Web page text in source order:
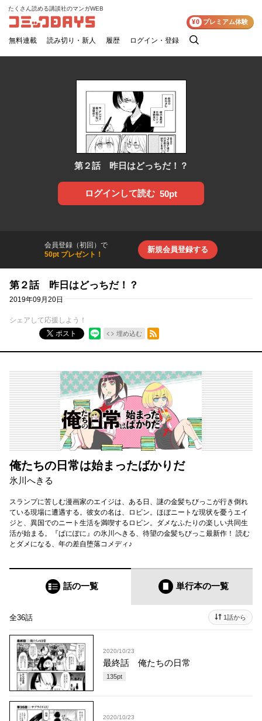
コミックDAYS
たくさん読める講談社のマンガWEB
無料連載 読み切り・新人 履歴 ログイン・登録
検
¥0 プレミアム体験
第２話 昨日はどっちだ！？
ログインして読む 50pt
会員登録（初回）で
50pt プレゼント！
新規会員登録する
第２話 昨日はどっちだ！？
2019年09月20日
シェアして応援しよう！
ポスト
埋め込む
RSSフィード
俺たちの日常は始まったばかりだ
氷川へきる
スランプに苦しむ漫画家のエイジは、ある日、謎の金髪ちびっこが行き倒れ
ている現場に遭遇する。彼女の名は、ロビン。ほぼニートな現状を憂うエイ
ジと、異国でのニート生活を満喫するロビン。ダメなふたりの楽しい共同生
活が始まる。『ぱにぽに』の氷川へきる、待望の金髪ちびっこ最新作！ 読む
とダメになる、年の差自堕落コメディ♪
話の一覧 単行本の一覧
全36話 1話から
2020/10/23
最終話 俺たちの日常
135pt
2020/10/23